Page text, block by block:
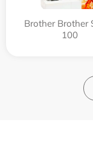
Brother Brother
100